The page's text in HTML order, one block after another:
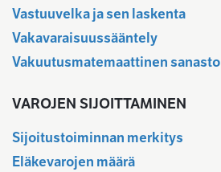
Vastuuvelka ja sen laskenta
Vakavaraisuussääntely
Vakuutusmatemaattinen sanasto
VAROJEN SIJOITTAMINEN
Sijoitustoiminnan merkitys
Eläkevarojen määrä